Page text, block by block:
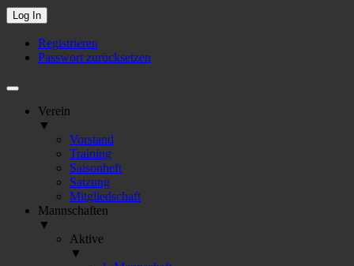
Registrieren
Passwort zurücksetzen
Verein
▼
Vorstand
Training
Saisonheft
Satzung
Mitgliedschaft
Mannschaften
▼
Aktive
▼